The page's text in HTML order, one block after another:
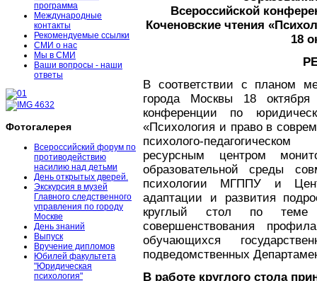
программа
Международные
контакты
Рекомендуемые ссылки
СМИ о нас
Мы в СМИ
Ваши вопросы - наши
ответы
Фотогалерея
Всероссийский форум по
противодействию
насилию над детьми
День открытых дверей.
Экскурсия в музей
Главного следственного
управления по городу
Москве
День знаний
Выпуск
Вручение дипломов
Юбилей факультета
"Юридическая
психология"
Всероссийской
Коченовские чтения
18
В соответствии с планом
города Москвы 18
конференции по
«Психология и право в
психолого-
ресурсным центром
образовательной среды
психологии МГППУ и
адаптации и развития
круглый стол по теме
совершенствования
обучающихся
подведомственных
В работе круглого стола